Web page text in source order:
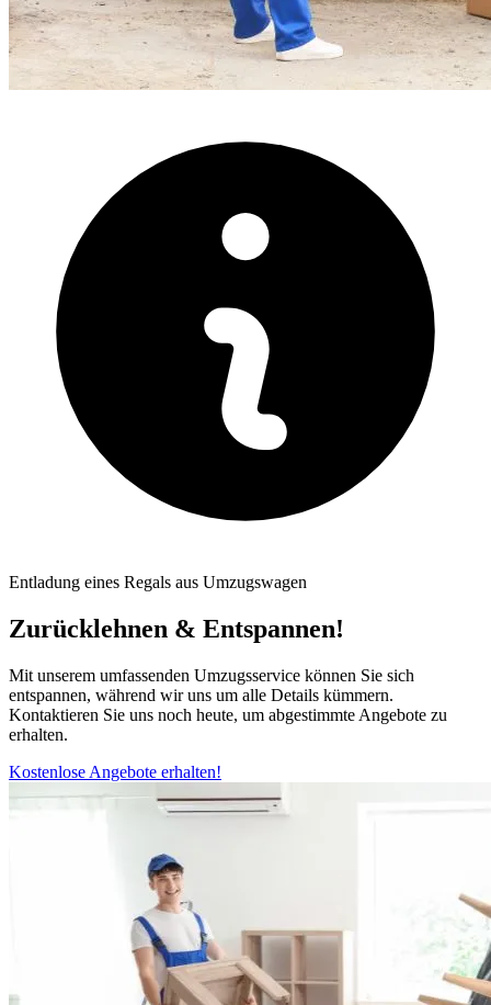
Entladung eines Regals aus Umzugswagen
Zurücklehnen & Entspannen!
Mit unserem umfassenden Umzugsservice können Sie sich
entspannen, während wir uns um alle Details kümmern.
Kontaktieren Sie uns noch heute, um abgestimmte Angebote zu
erhalten.
Kostenlose Angebote erhalten!